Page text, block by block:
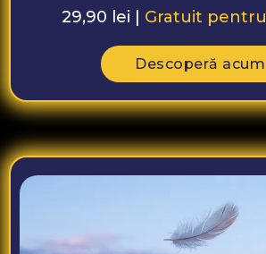
29,90 lei | Gratuit
Descoperă acum